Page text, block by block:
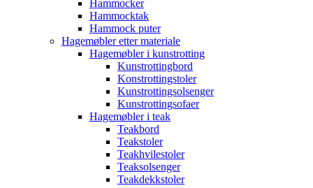
Hammocker
Hammocktak
Hammock puter
Hagemøbler etter materiale
Hagemøbler i kunstrotting
Kunstrottingbord
Konstrottingstoler
Kunstrottingsolsenger
Kunstrottingsofaer
Hagemøbler i teak
Teakbord
Teakstoler
Teakhvilestoler
Teaksolsenger
Teakdekkstoler